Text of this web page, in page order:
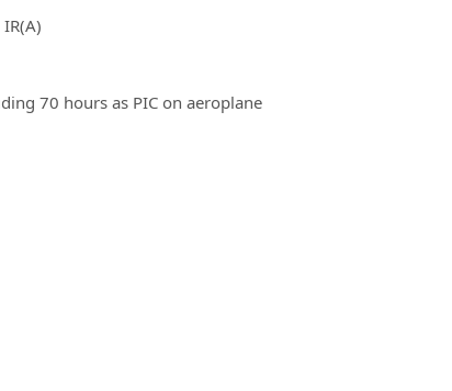
70 hours as PIC on aeroplane